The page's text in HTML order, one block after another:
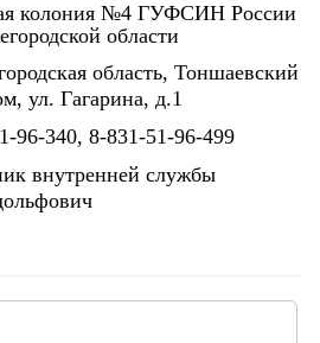
колония №4 ГУФСИН России
области
область, Тоншаевский
ул. Гагарина, д.1
96-340, 8-831-51-96-499
внутренней службы